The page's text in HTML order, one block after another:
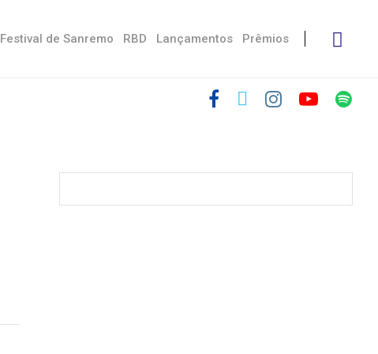
Festival de Sanremo RBD Lançamentos Prêmios